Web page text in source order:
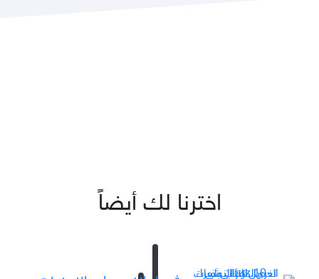
اخترنا لك أيضاً